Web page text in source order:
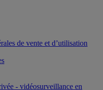
de vente et d’utilisation
- vidéosurveillance en